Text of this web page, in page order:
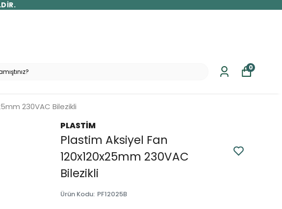
0
230VAC Bilezikli
PLASTİM
Plastim Aksiyel Fan
120x120x25mm 230VAC
Bilezikli
Ürün Kodu: PF12025B